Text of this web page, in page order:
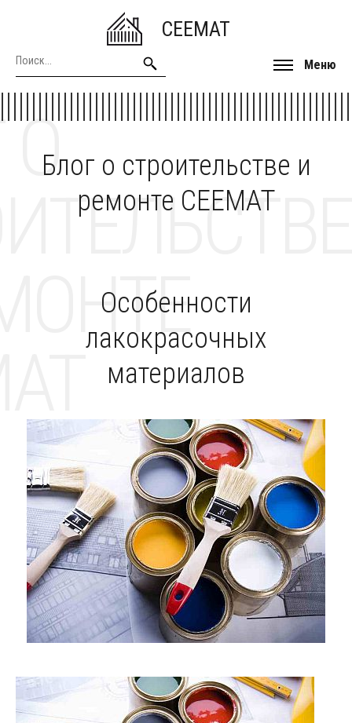
CEEMAT
Меню
Блог о строительстве и
ремонте CEEMAT
О
Особенности
лакокрасочных
материалов